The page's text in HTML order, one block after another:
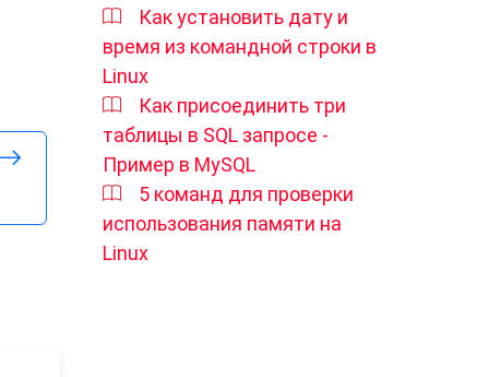
Как установить дату и
время из командной строки в
Linux
Как присоединить три
таблицы в SQL запросе -
Пример в MySQL
5 команд для проверки
использования памяти на
Linux